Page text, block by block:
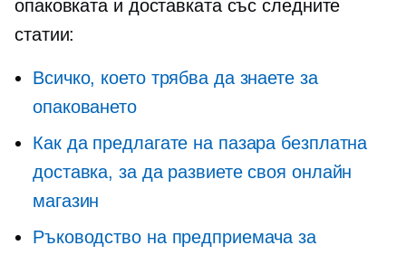
опаковката и доставката със следните
статии:
Всичко, което трябва да знаете за
опаковането
Как да предлагате на пазара безплатна
доставка, за да развиете своя онлайн
магазин
Ръководство на предприемача за